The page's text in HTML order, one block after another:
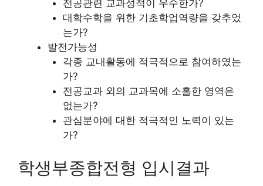
전공관련 교과성적이 우수한가?
대학수학을 위한 기초학업역량을 갖추었
는가?
발전가능성
각종 교내활동에 적극적으로 참여하였는
가?
전공교과 외의 교과목에 소홀한 영역은
없는가?
관심분야에 대한 적극적인 노력이 있는
가?
학생부종합전형 입시결과